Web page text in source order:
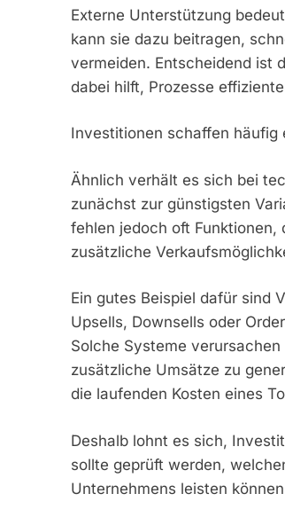
Externe Unterstützung
kann sie dazu beitragen,
vermeiden. Entscheidend ist
dabei hilft, Prozesse
Investitionen schaffen häufig
Ähnlich verhält es sich bei
zunächst zur günstigsten
fehlen jedoch oft
zusätzliche
Ein gutes Beispiel dafür sind
Upsells, Downsells oder
Solche Systeme
zusätzliche Umsätze zu
die laufenden Kosten eines
Deshalb lohnt es sich,
sollte geprüft werden,
Unternehmens leisten